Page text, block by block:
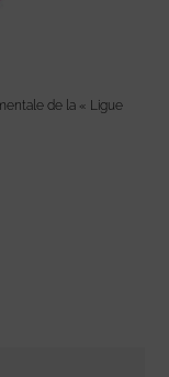
de la « Ligue